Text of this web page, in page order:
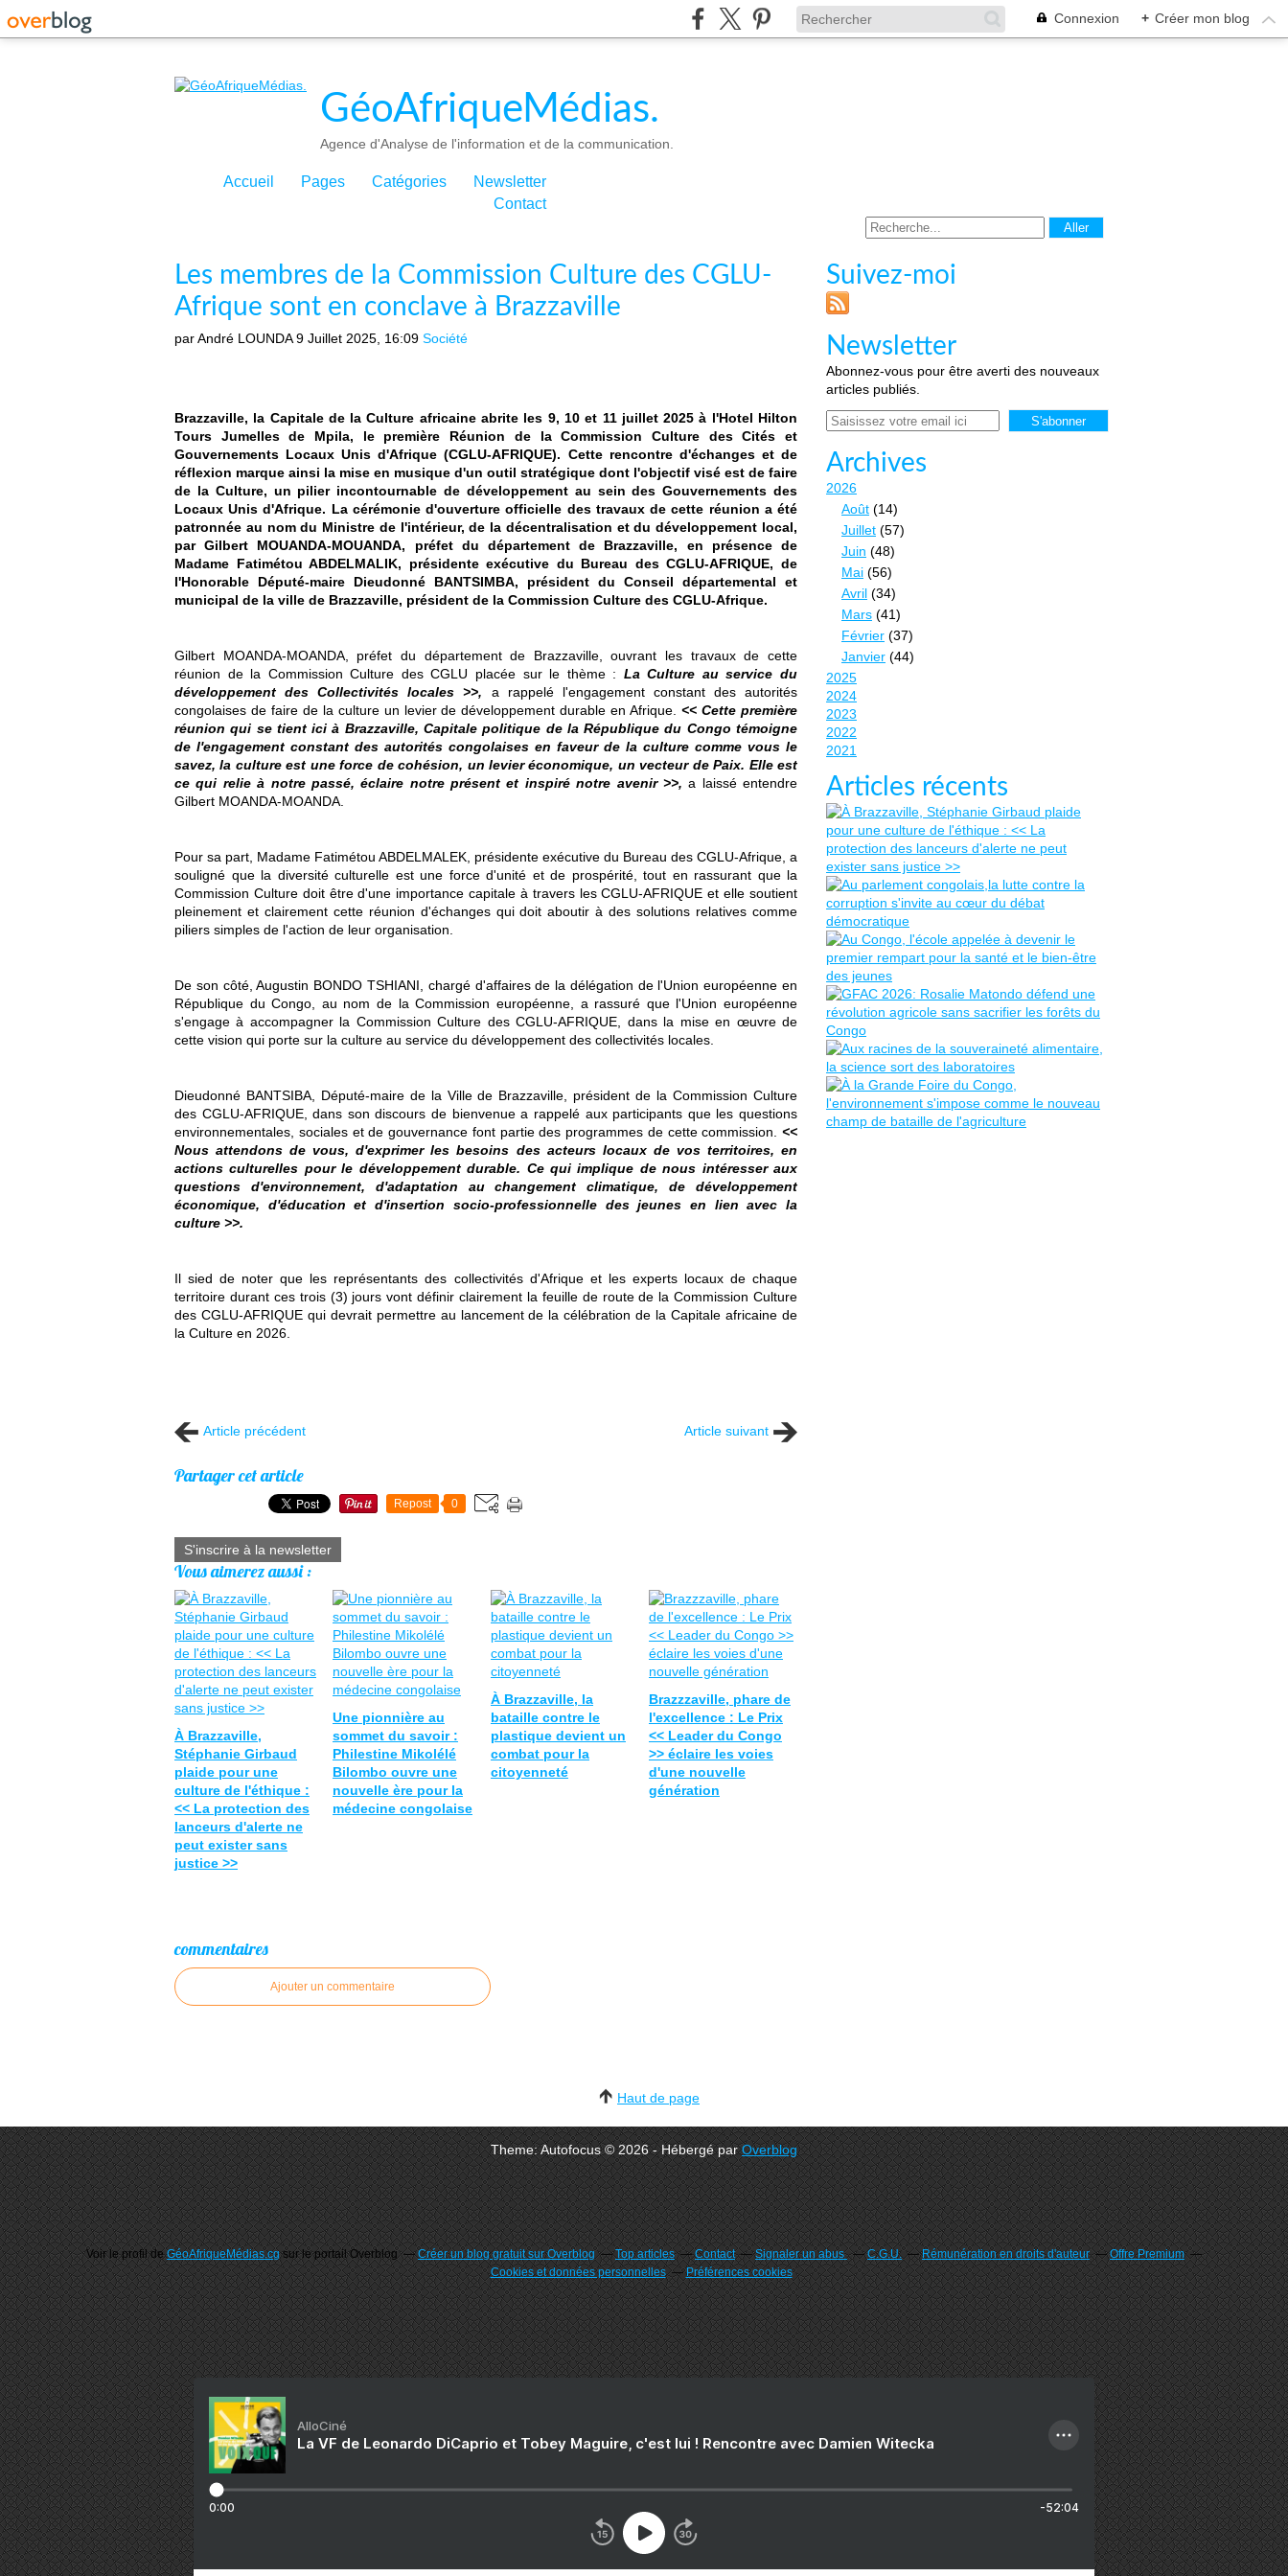
Connexion + Créer mon blog
GéoAfriqueMédias.
Agence d'Analyse de l'information et de la communication.
Accueil Pages Catégories
Newsletter
Contact
Les membres de la Commission Culture des CGLU-
Afrique sont en conclave à Brazzaville
par André LOUNDA9 Juillet 2025, 16:09 Société
Brazzaville, la Capitale de la Culture africaine abrite les 9, 10 et 11 juillet 2025 à l'Hotel Hilton
Tours Jumelles de Mpila, le première Réunion de la Commission Culture des Cités et
Gouvernements Locaux Unis d'Afrique (CGLU-AFRIQUE). Cette rencontre d'échanges et de
réflexion marque ainsi la mise en musique d'un outil stratégique dont l'objectif visé est de faire
de la Culture, un pilier incontournable de développement au sein des Gouvernements des
Locaux Unis d'Afrique. La cérémonie d'ouverture officielle des travaux de cette réunion a été
patronnée au nom du Ministre de l'intérieur, de la décentralisation et du développement local,
par Gilbert MOUANDA-MOUANDA, préfet du département de Brazzaville, en présence de
Madame Fatimétou ABDELMALIK, présidente exécutive du Bureau des CGLU-AFRIQUE, de
l'Honorable Député-maire Dieudonné BANTSIMBA, président du Conseil départemental et
municipal de la ville de Brazzaville, président de la Commission Culture des CGLU-Afrique.
Gilbert MOANDA-MOANDA, préfet du département de Brazzaville, ouvrant les travaux de cette
réunion de la Commission Culture des CGLU placée sur le thème : La Culture au service du
développement des Collectivités locales >>, a rappelé l'engagement constant des autorités
congolaises de faire de la culture un levier de développement durable en Afrique.<< Cette première
réunion qui se tient ici à Brazzaville, Capitale politique de la République du Congo témoigne
de l'engagement constant des autorités congolaises en faveur de la culture comme vous le
savez, la culture est une force de cohésion, un levier économique, un vecteur de Paix. Elle est
ce qui relie à notre passé, éclaire notre présent et inspiré notre avenir >>,a laissé entendre
Gilbert MOANDA-MOANDA.
Pour sa part, Madame Fatimétou ABDELMALEK, présidente exécutive du Bureau des CGLU-Afrique, a
souligné que la diversité culturelle est une force d'unité et de prospérité, tout en rassurant que la
Commission Culture doit être d'une importance capitale à travers les CGLU-AFRIQUE et elle soutient
pleinement et clairement cette réunion d'échanges qui doit aboutir à des solutions relatives comme
piliers simples de l'action de leur organisation.
De son côté, Augustin BONDO TSHIANI, chargé d'affaires de la délégation de l'Union européenne en
République du Congo, au nom de la Commission européenne, a rassuré que l'Union européenne
s'engage à accompagner la Commission Culture des CGLU-AFRIQUE, dans la mise en œuvre de
cette vision qui porte sur la culture au service du développement des collectivités locales.
Dieudonné BANTSIBA, Député-maire de la Ville de Brazzaville, président de la Commission Culture
des CGLU-AFRIQUE, dans son discours de bienvenue a rappelé aux participants que les questions
environnementales, sociales et de gouvernance font partie des programmes de cette commission. <<
Nous attendons de vous, d'exprimer les besoins des acteurs locaux de vos territoires, en
actions culturelles pour le développement durable. Ce qui implique de nous intéresser aux
questions d'environnement, d'adaptation au changement climatique, de développement
économique, d'éducation et d'insertion socio-professionnelle des jeunes en lien avec la
culture >>.
Il sied de noter que les représentants des collectivités d'Afrique et les experts locaux de chaque
territoire durant ces trois (3) jours vont définir clairement la feuille de route de la Commission Culture
des CGLU-AFRIQUE qui devrait permettre au lancement de la célébration de la Capitale africaine de
la Culture en 2026.
Article précédent Article suivant
Partager cet article
Repost 0
S'inscrire à la newsletter
Vous aimerez aussi :
À Brazzaville,
Stéphanie Girbaud
plaide pour une
culture de l'éthique :
<< La protection des
lanceurs d'alerte ne
peut exister sans
justice >>
Une pionnière au
sommet du savoir :
Philestine Mikolélé
Bilombo ouvre une
nouvelle ère pour la
médecine congolaise
À Brazzaville, la
bataille contre le
plastique devient un
combat pour la
citoyenneté
Brazzzaville, phare de
l'excellence : Le Prix
<< Leader du Congo
>> éclaire les voies
d'une nouvelle
génération
commentaires
Ajouter un commentaire
Suivez-moi
Newsletter
Abonnez-vous pour être averti des nouveaux
articles publiés.
Email
Archives
2026
Août (14)
Juillet (57)
Juin (48)
Mai (56)
Avril (34)
Mars (41)
Février (37)
Janvier (44)
2025
2024
2023
2022
2021
Articles récents
Haut de page
Theme: Autofocus © 2026 - Hébergé parOverblog
Voir le profil deGéoAfriqueMédias.cgsur le portail Overblog Créer un blog gratuit sur Overblog Top articles Contact Signaler un abus C.G.U. Rémunération en droits d'auteur
Offre Premium
Cookies et données personnelles
Préférences cookies
AlloCiné
La VF de Leonardo DiCaprio et Tobey Maguire, c'est lui ! Rencontre avec Damien Witecka
0:00 -52:04